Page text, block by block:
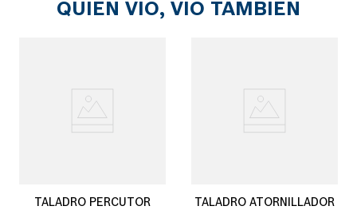
QUIEN VIO, VIO TAMBIÉN
TALADRO PERCUTOR
TALADRO ATORNILLADOR